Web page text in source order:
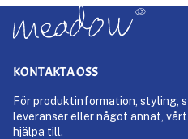
KONTAKTA OSS
För produktinformation, styling,
leveranser eller något annat,
hjälpa till.